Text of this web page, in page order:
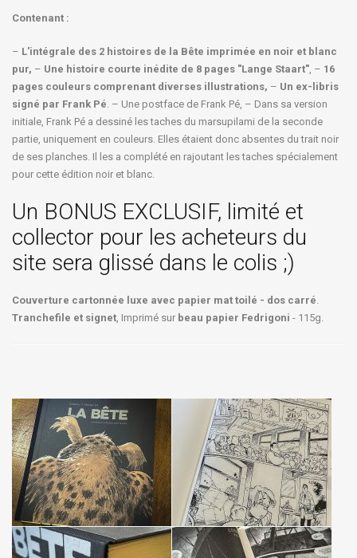
Contenant :
– L'intégrale des 2 histoires de la Bête imprimée en noir et blanc
pur, – Une histoire courte inédite de 8 pages "Lange Staart", – 16
pages couleurs comprenant diverses illustrations, – Un ex-libris
signé par Frank Pé. – Une postface de Frank Pé, – Dans sa version
initiale, Frank Pé a dessiné les taches du marsupilami de la seconde
partie, uniquement en couleurs. Elles étaient donc absentes du trait noir
de ses planches. Il les a complété en rajoutant les taches spécialement
pour cette édition noir et blanc.
Un BONUS EXCLUSIF, limité et
collector pour les acheteurs du
site sera glissé dans le colis ;)
Couverture cartonnée luxe avec papier mat toilé - dos carré.
Tranchefile et signet, Imprimé sur beau papier Fedrigoni - 115g.